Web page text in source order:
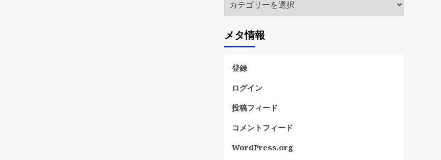
テ
リ
ー
メタ情報
登録
ログイン
投稿フィード
コメントフィード
WordPress.org